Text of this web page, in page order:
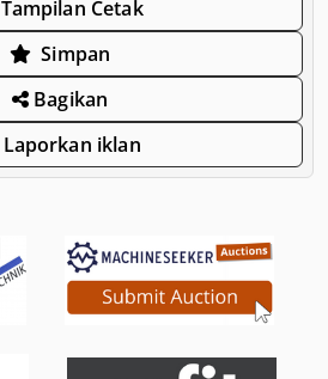
Tampilan Cetak
Simpan
Bagikan
Laporkan iklan